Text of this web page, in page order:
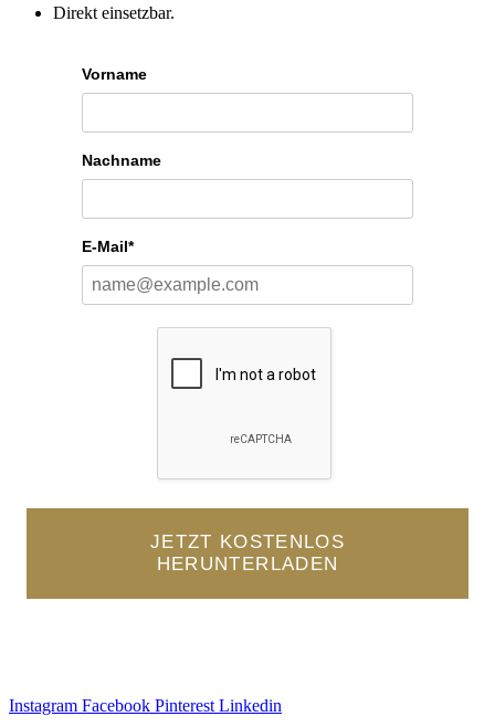
Direkt einsetzbar.
Vorname
Nachname
E-Mail*
JETZT KOSTENLOS
HERUNTERLADEN
Instagram Facebook Pinterest Linkedin